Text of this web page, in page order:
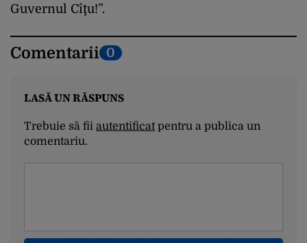
Guvernul Cîţu!”.
Comentarii 0
LASĂ UN RĂSPUNS
Trebuie să fii autentificatpentru a publica un
comentariu.